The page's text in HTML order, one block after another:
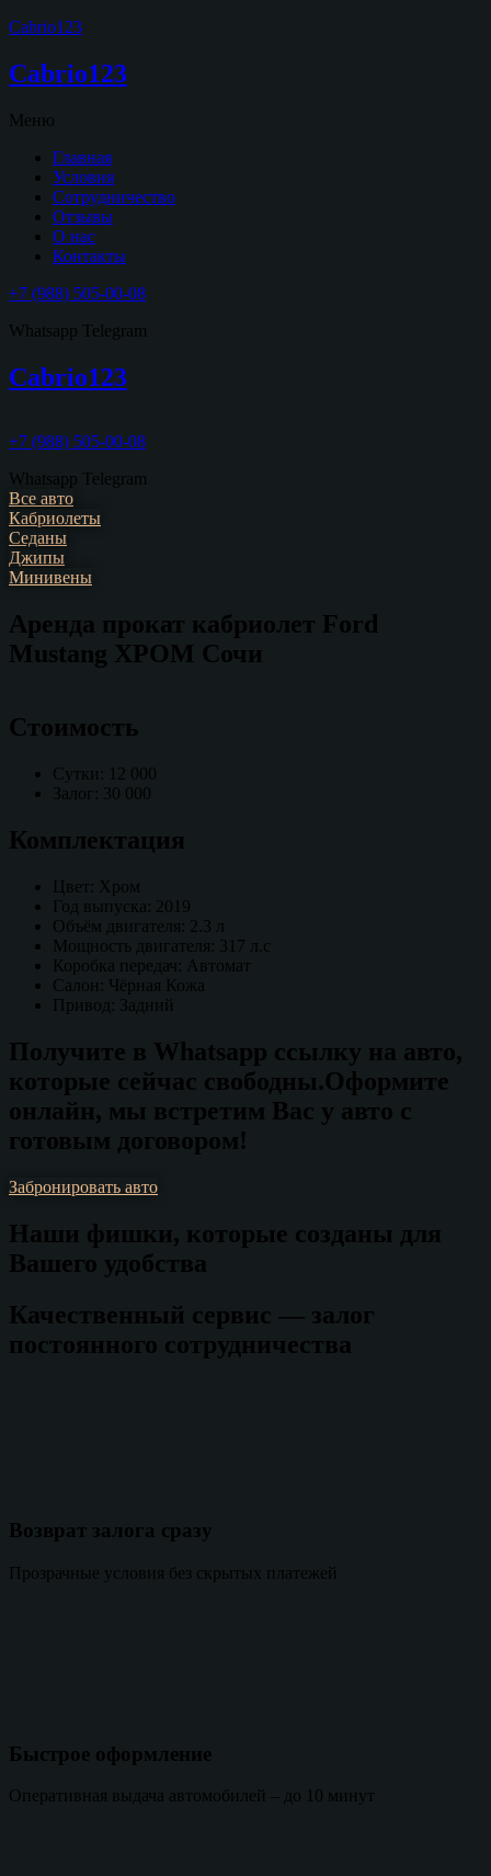
Cabrio123
Cabrio123
Меню
Главная
Условия
Сотрудничество
Отзывы
О нас
Контакты
+7 (988) 505-00-08
Whatsapp Telegram
Cabrio123
+7 (988) 505-00-08
Whatsapp Telegram
Все авто
Кабриолеты
Седаны
Джипы
Минивены
Аренда прокат кабриолет Ford
Mustang ХРОМ Сочи
Стоимость
Сутки: 12 000
Залог: 30 000
Комплектация
Цвет: Хром
Год выпуска: 2019
Объём двигателя: 2.3 л
Мощность двигателя: 317 л.с
Коробка передач: Автомат
Салон: Чёрная Кожа
Привод: Задний
Получите в Whatsapp ссылку на авто,
которые сейчас свободны.Оформите
онлайн, мы встретим Вас у авто с
готовым договором!
Забронировать авто
Наши фишки, которые созданы для
Вашего удобства
Качественный сервис — залог
постоянного сотрудничества
Возврат залога сразу
Прозрачные условия без скрытых платежей
Быстрое оформление
Оперативная выдача автомобилей – до 10 минут